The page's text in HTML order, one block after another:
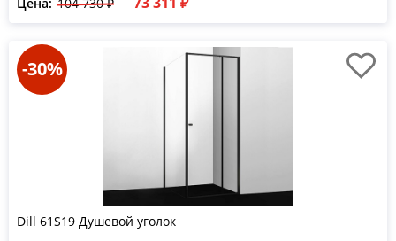
-30%
Dill 61S19 Душевой уголок